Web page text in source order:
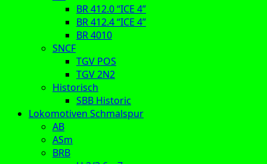
BR 412.0 “ICE 4”
BR 412.4 “ICE 4”
BR 4010
SNCF
TGV POS
TGV 2N2
Historisch
SBB Historic
Lokomotiven Schmalspur
AB
ASm
BRB